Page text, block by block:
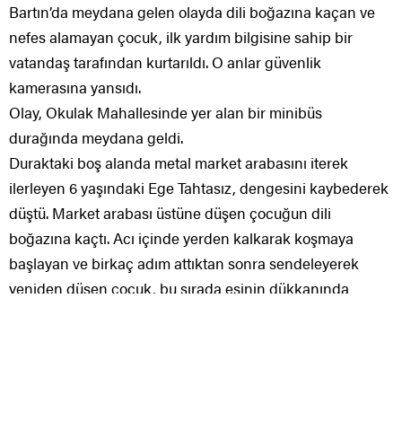
Bartın’da meydana gelen olayda dili boğazına kaçan ve
nefes alamayan çocuk, ilk yardım bilgisine sahip bir
vatandaş tarafından kurtarıldı. O anlar güvenlik
kamerasına yansıdı.
Olay, Okulak Mahallesinde yer alan bir minibüs
durağında meydana geldi.
Duraktaki boş alanda metal market arabasını iterek
ilerleyen 6 yaşındaki Ege Tahtasız, dengesini kaybederek
düştü. Market arabası üstüne düşen çocuğun dili
boğazına kaçtı. Acı içinde yerden kalkarak koşmaya
başlayan ve birkaç adım attıktan sonra sendeleyerek
yeniden düşen çocuk, bu sırada eşinin dükkanında